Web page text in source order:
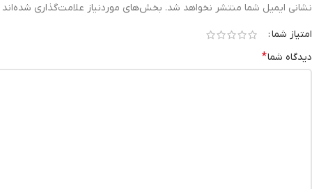
نشانی ایمیل شما منتشر نخواهد شد. بخش‌های موردنیاز علامت‌گذاری شده‌اند
امتیاز شما
دیدگاه شما*